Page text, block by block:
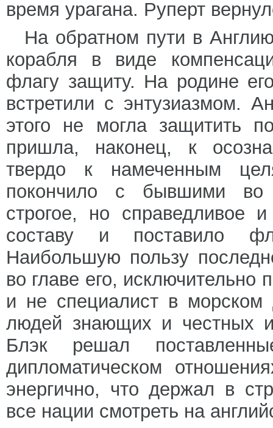
время урагана. Руперт
На обратном пути в
корабля в виде
флагу защиту. На родине
встретили с энтузиазмом.
этого не могла защитить
пришла, наконец, к
твердо к намеченным
покончило с бывшими во
строгое, но справедливое
составу и поставило
Наибольшую пользу
во главе его,
и не специалист в
людей знающих и честных
Блэк решал
дипломатическом
энергично, что держал в
все нации смотреть на